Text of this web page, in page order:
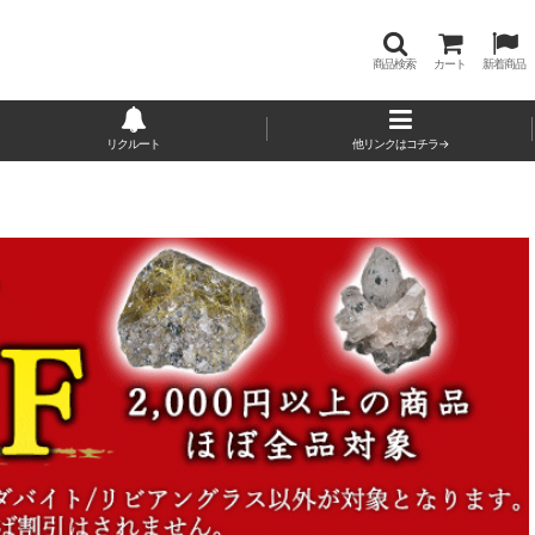
商品検索 カート 新着商品
リクルート 他リンクはコチラ→